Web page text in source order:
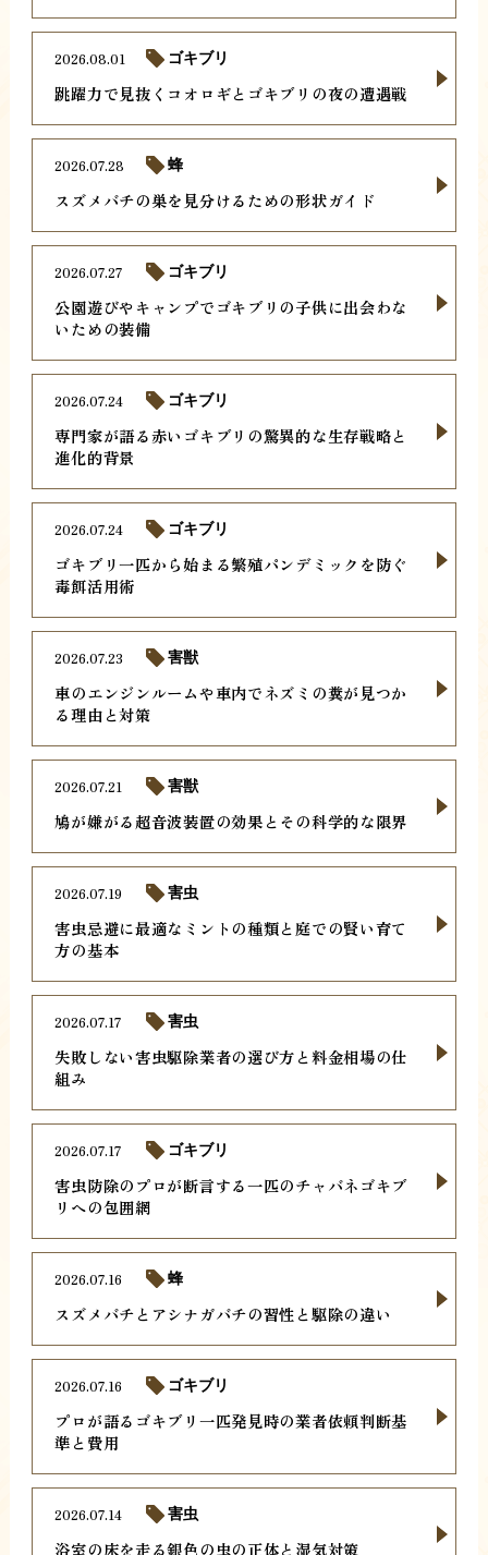
跳躍力で見抜くコオロギとゴキブリの夜の遭遇戦
2026.08.01 ゴキブリ
スズメバチの巣を見分けるための形状ガイド
2026.07.28 蜂
公園遊びやキャンプでゴキブリの子供に出会わな
いための装備
2026.07.27 ゴキブリ
専門家が語る赤いゴキブリの驚異的な生存戦略と
進化的背景
2026.07.24 ゴキブリ
ゴキブリ一匹から始まる繁殖パンデミックを防ぐ
毒餌活用術
2026.07.24 ゴキブリ
車のエンジンルームや車内でネズミの糞が見つか
る理由と対策
2026.07.23 害獣
鳩が嫌がる超音波装置の効果とその科学的な限界
2026.07.21 害獣
害虫忌避に最適なミントの種類と庭での賢い育て
方の基本
2026.07.19 害虫
失敗しない害虫駆除業者の選び方と料金相場の仕
組み
2026.07.17 害虫
害虫防除のプロが断言する一匹のチャバネゴキブ
リへの包囲網
2026.07.17 ゴキブリ
スズメバチとアシナガバチの習性と駆除の違い
2026.07.16 蜂
プロが語るゴキブリ一匹発見時の業者依頼判断基
準と費用
2026.07.16 ゴキブリ
浴室の床を走る銀色の虫の正体と湿気対策
2026.07.14 害虫